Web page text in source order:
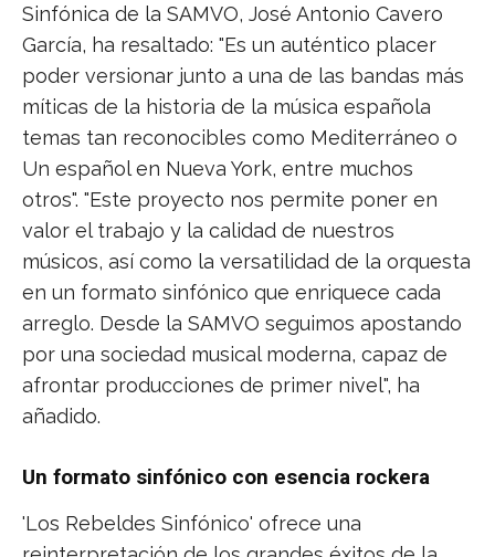
Sinfónica de la SAMVO, José Antonio Cavero
García, ha resaltado: "Es un auténtico placer
poder versionar junto a una de las bandas más
míticas de la historia de la música española
temas tan reconocibles como Mediterráneo o
Un español en Nueva York, entre muchos
otros". "Este proyecto nos permite poner en
valor el trabajo y la calidad de nuestros
músicos, así como la versatilidad de la orquesta
en un formato sinfónico que enriquece cada
arreglo. Desde la SAMVO seguimos apostando
por una sociedad musical moderna, capaz de
afrontar producciones de primer nivel", ha
añadido.
Un formato sinfónico con esencia rockera
'Los Rebeldes Sinfónico' ofrece una